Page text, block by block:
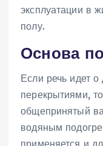
эксплуатации в
полу.
Основа
Если речь идет
перекрытиями,
общепринятый
водяным